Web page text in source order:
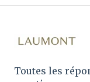
Toutes les